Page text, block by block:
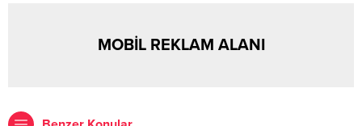
MOBİL REKLAM ALANI